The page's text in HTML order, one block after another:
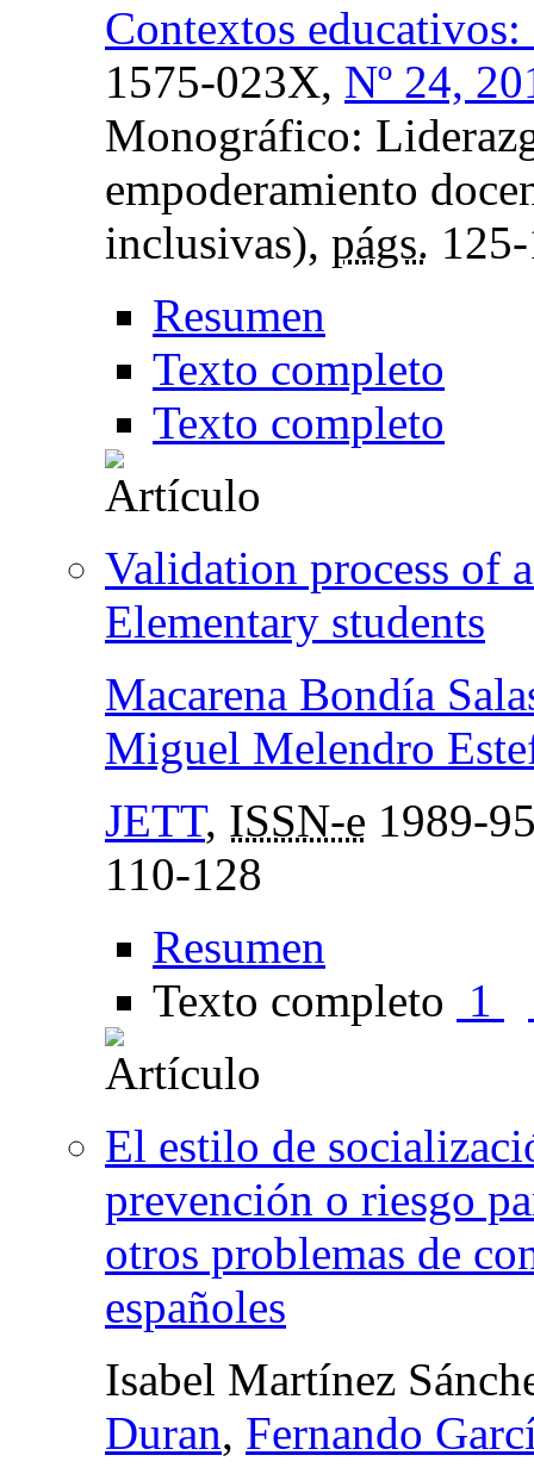
Contextos
1575-023X, Nº 24,
Monográfico:
empoderamiento
inclusivas), págs.
Resumen
Texto completo
Texto completo
Validation process of
Elementary students
Macarena Bondía
Miguel Melendro
JETT, ISSN-e 1989-
110-128
Resumen
Texto completo 1
El estilo de
prevención o riesgo
otros problemas de
españoles
Isabel Martínez
Duran, Fernando